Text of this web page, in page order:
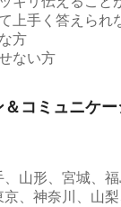
上手く答えられ
方
ない方
コミュニケ
山形、宮城、
、神奈川、山